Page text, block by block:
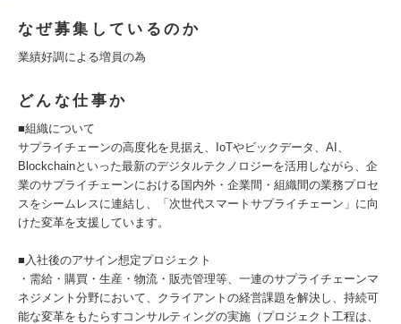
なぜ募集しているのか
業績好調による増員の為
どんな仕事か
■組織について
サプライチェーンの高度化を見据え、IoTやビックデータ、AI、
Blockchainといった最新のデジタルテクノロジーを活用しながら、企
業のサプライチェーンにおける国内外・企業間・組織間の業務プロセ
スをシームレスに連結し、「次世代スマートサプライチェーン」に向
けた変革を支援しています。
■入社後のアサイン想定プロジェクト
・需給・購買・生産・物流・販売管理等、一連のサプライチェーンマ
ネジメント分野において、クライアントの経営課題を解決し、持続可
能な変革をもたらすコンサルティングの実施（プロジェクト工程は、